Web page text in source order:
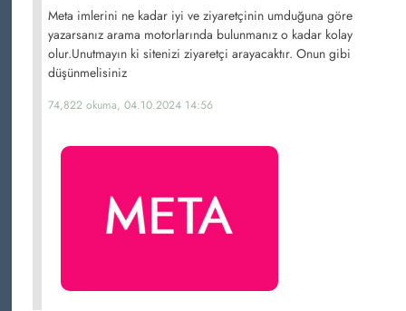
Meta imlerini ne kadar iyi ve ziyaretçinin umduğuna göre
yazarsanız arama motorlarında bulunmanız o kadar kolay
olur.Unutmayın ki sitenizi ziyaretçi arayacaktır. Onun gibi
düşünmelisiniz
74,822 okuma, 04.10.2024 14:56